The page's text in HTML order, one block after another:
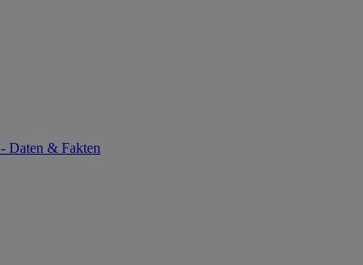
Daten & Fakten